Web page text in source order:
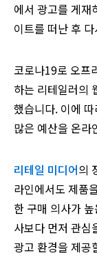
에서 광고를 게재
이트를 떠난 후
코로나19로 오프
하는 리테일러의
했습니다. 이에
많은 예산을 온라
리테일 미디어의
라인에서도 제품
한 구매 의사가
사보다 먼저 관심
광고 환경을 제공